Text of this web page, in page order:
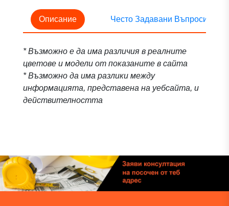
Описание Често Задавани Въпроси
* Възможно е да има различия в реалните
цветове и модели от показаните в сайта
* Възможно да има разлики между
информацията, представена на уебсайта, и
действителността